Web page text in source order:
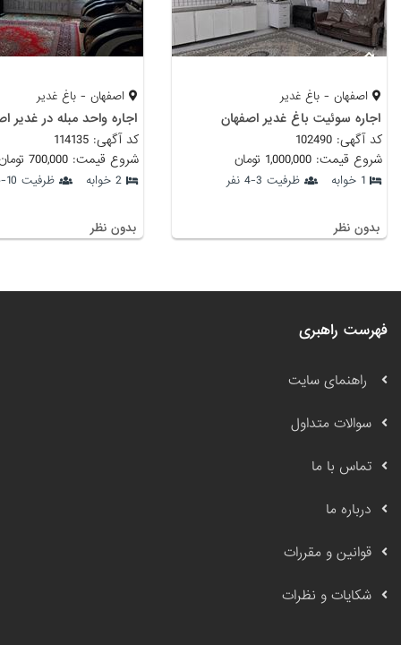
اصفهان - باغ غدیر
اجاره سوئیت باغ غدیر اصفهان
کد آگهی: 102490
شروع قیمت: 1,000,000 تومان
1 خوابه ظرفیت 3-4 نفر
بدون نظر
اصفهان - باغ غدیر
اجاره واحد مبله در غدیر
کد آگهی: 114135
شروع قیمت: 700,000 تومان
2 خوابه ظرفیت 10-15 نفر
بدون نظر
فهرست راهبری
راهنمای سایت
سوالات متداول
تماس با ما
درباره ما
قوانین و مقررات
شکایات و نظرات